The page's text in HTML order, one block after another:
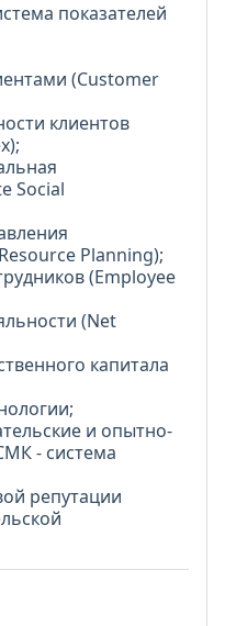
показателей
(Customer
клиентов
Social
Planning);
(Employee
(Net
капитала
и опытно-
- система
репутации